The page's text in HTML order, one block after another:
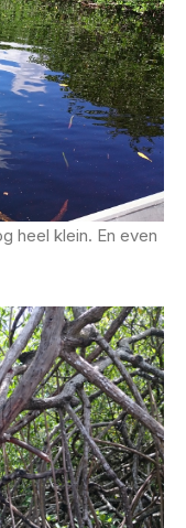
heel klein. En even